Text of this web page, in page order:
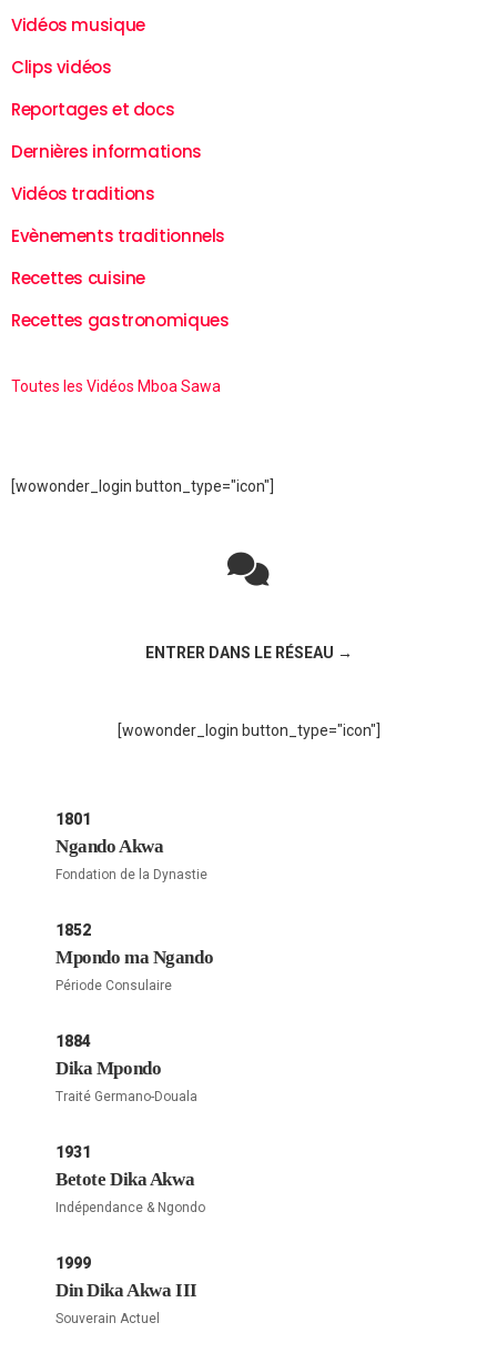
Vidéos musique
Clips vidéos
Reportages et docs
Dernières informations
Vidéos traditions
Evènements traditionnels
Recettes cuisine
Recettes gastronomiques
Toutes les Vidéos Mboa Sawa
[wowonder_login button_type="icon"]
ENTRER DANS LE RÉSEAU →
[wowonder_login button_type="icon"]
1801
Ngando Akwa
Fondation de la Dynastie
1852
Mpondo ma Ngando
Période Consulaire
1884
Dika Mpondo
Traité Germano-Douala
1931
Betote Dika Akwa
Indépendance & Ngondo
1999
Din Dika Akwa III
Souverain Actuel